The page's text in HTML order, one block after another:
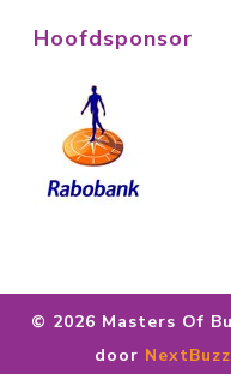
Hoofdsponsor
© 2026 Masters Of
door NextBuzz